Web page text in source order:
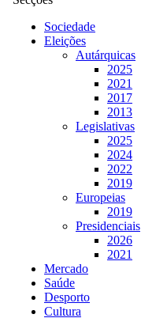
Sociedade
Eleições
Autárquicas
2025
2021
2017
2013
Legislativas
2025
2024
2022
2019
Europeias
2019
Presidenciais
2026
2021
Mercado
Saúde
Desporto
Cultura